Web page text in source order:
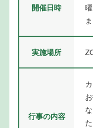
開催日時
実施場所
行事の内容